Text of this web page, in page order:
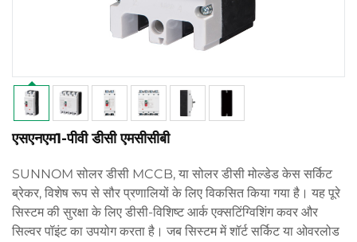
एसएनएम1-पीवी डीसी एमसीसीबी
SUNNOM सोलर डीसी MCCB, या सोलर डीसी मोल्डेड केस सर्किट
ब्रेकर, विशेष रूप से सौर प्रणालियों के लिए विकसित किया गया है। यह पूरे
सिस्टम की सुरक्षा के लिए डीसी-विशिष्ट आर्क एक्सटिंग्विशिंग कवर और
सिल्वर पॉइंट का उपयोग करता है। जब सिस्टम में शॉर्ट सर्किट या ओवरलोड